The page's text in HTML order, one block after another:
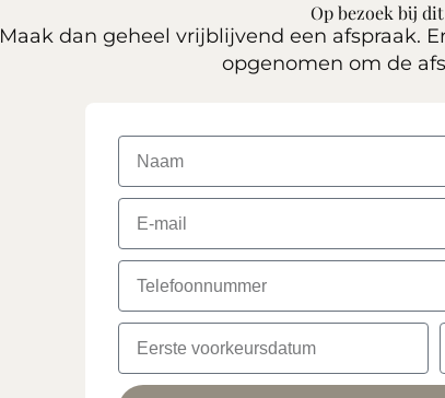
Op bezoek bij
Maak dan geheel vrijblijvend een afspraak.
opgenomen om de